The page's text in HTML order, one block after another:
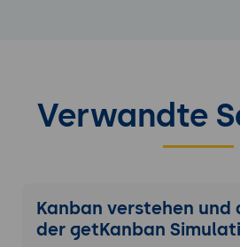
Verwandte
Kanban verstehen und
der getKanban